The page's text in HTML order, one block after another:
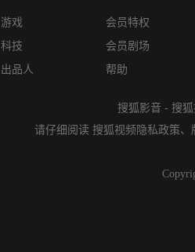
游戏
科技
出品人
会员特权
会员剧场
帮助
搜狐影音 - 搜
请仔细阅读 搜狐视频隐私政策、